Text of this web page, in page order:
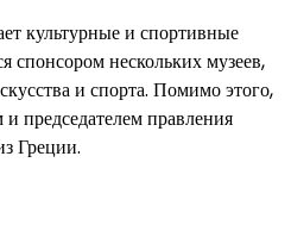
культурные и спортивные
спонсором нескольких музеев,
и спорта. Помимо этого,
председателем правления
Греции.